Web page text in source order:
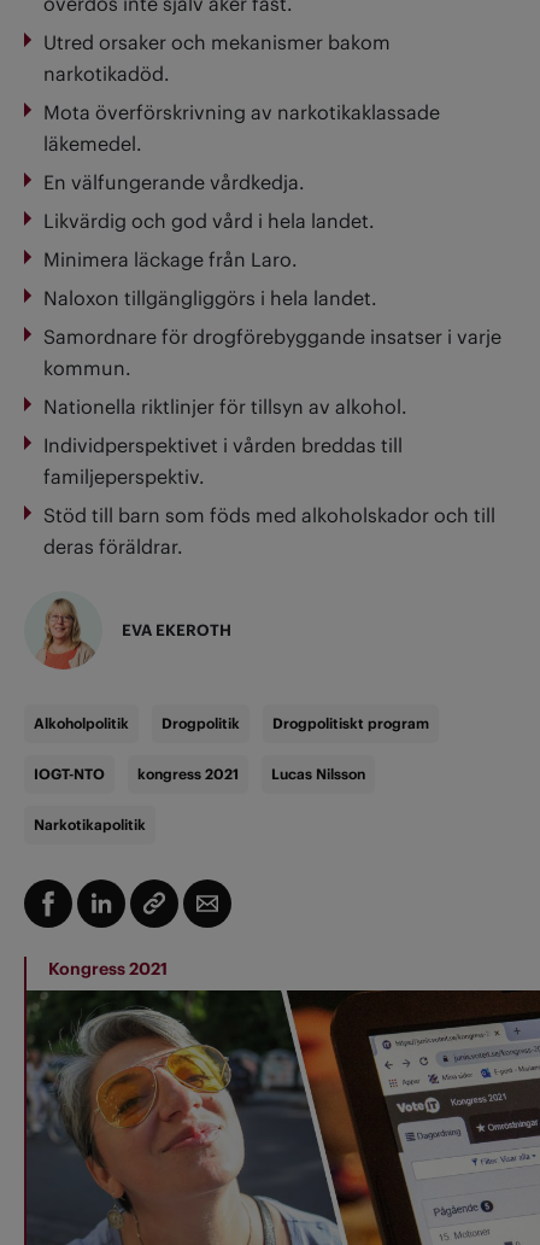
Utred orsaker och mekanismer bakom
narkotikadöd.
Mota överförskrivning av narkotikaklassade
läkemedel.
En välfungerande vårdkedja.
Likvärdig och god vård i hela landet.
Minimera läckage från Laro.
Naloxon tillgängliggörs i hela landet.
Samordnare för drogförebyggande insatser i varje
kommun.
Nationella riktlinjer för tillsyn av alkohol.
Individperspektivet i vården breddas till
familjeperspektiv.
Stöd till barn som föds med alkoholskador och till
deras föräldrar.
EVA EKEROTH
Alkoholpolitik Drogpolitik Drogpolitiskt program
IOGT-NTO kongress 2021 Lucas Nilsson
Narkotikapolitik
Kongress 2021